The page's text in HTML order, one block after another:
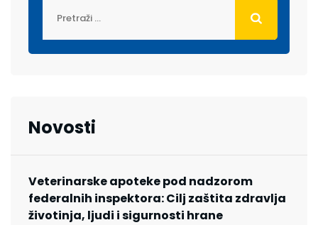
Novosti
Veterinarske apoteke pod nadzorom
federalnih inspektora: Cilj zaštita zdravlja
životinja, ljudi i sigurnosti hrane